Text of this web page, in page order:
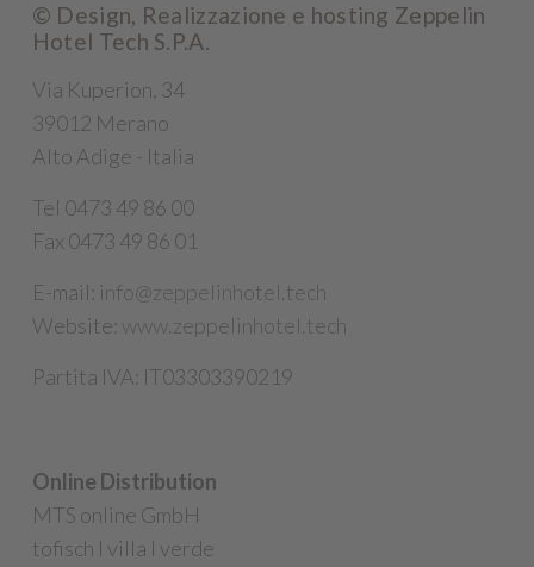
© Design, Realizzazione e hosting Zeppelin
Hotel Tech S.P.A.
Via Kuperion, 34
39012 Merano
Alto Adige - Italia
Tel 0473 49 86 00
Fax 0473 49 86 01
E-mail: info@zeppelinhotel.tech
Website: www.zeppelinhotel.tech
Partita IVA: IT03303390219
Online Distribution
MTS online GmbH
tofisch I villa I verde